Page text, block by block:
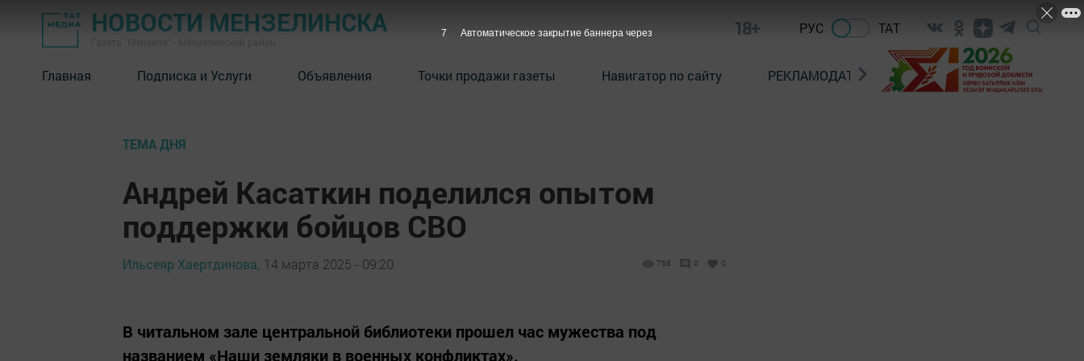
НОВОСТИ МЕНЗЕЛИНСКА 18+ РУС ТАТ
Главная Подписка и Услуги Объявления Точки продажи газеты Навигатор по сайту РЕКЛАМОДАТЕЛЯМ
ТЕМА ДНЯ
Андрей Касаткин поделился опытом
поддержки бойцов СВО
Ильсеяр Хаертдинова, 14 марта 2025 - 09:20 768 0 0
В читальном зале центральной библиотеки прошел час мужества под
названием «Наши земляки в военных конфликтах».
6 Автоматическое закрытие баннера через